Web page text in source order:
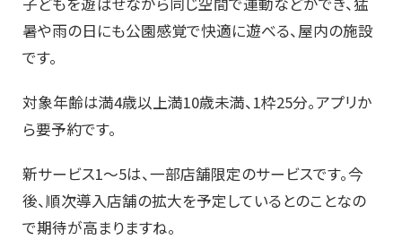
暑や雨の日にも公園感覚で快適に遊べる、屋内の施設
です。
対象年齢は満4歳以上満10歳未満、1枠25分。アプリか
ら要予約です。
新サービス1～5は、一部店舗限定のサービスです。今
後、順次導入店舗の拡大を予定しているとのことなの
で期待が高まりますね。